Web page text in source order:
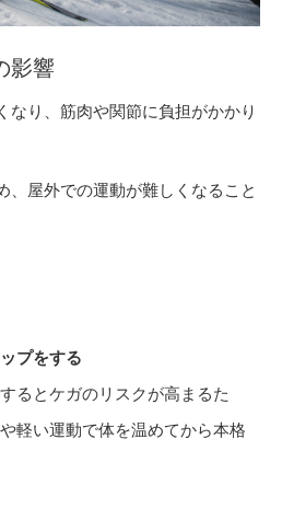
影響
なり、筋肉や関節に負担がかかり
、屋外での運動が難しくなること
プをする
るとケガのリスクが高まるた
軽い運動で体を温めてから本格